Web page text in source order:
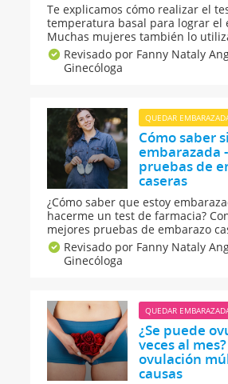
Te explicamos cómo realizar el
temperatura basal para lograr el
Muchas mujeres también lo
el embarazo. El test de la
dirá cuándo estás ovulando y
encuentras en tus días fértiles o
Revisado por Fanny Nataly
Ginecóloga
QUEDAR
Cómo saber
embarazada
pruebas de
caseras
¿Cómo saber que estoy
hacerme un test de farmacia?
mejores pruebas de embarazo
de embarazo del dedo, la prueba
de la orina en frío, el popular test
prueba de la sal, el test del
Revisado por Fanny Nataly
Ginecóloga
QUEDAR
¿Se puede
veces al
ovulación
causas